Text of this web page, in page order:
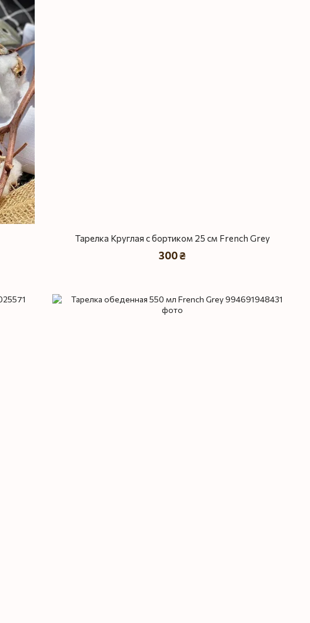
Тарелка Круглая с бортиком 25 см French Grey
300 ₴